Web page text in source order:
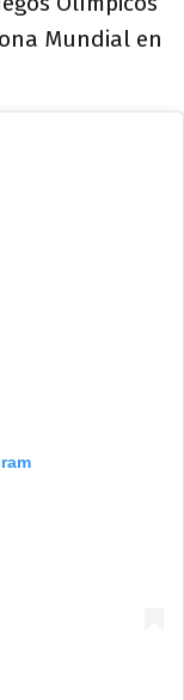
Mundial en